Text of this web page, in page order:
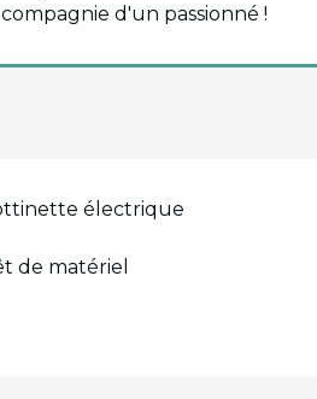
d'un passionné !
électrique
de matériel